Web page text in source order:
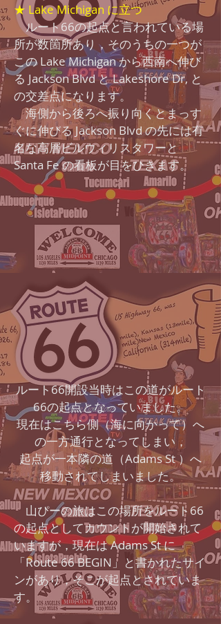
★ Lake Michigan に立つ
ルート66の起点と言われている場
所が数箇所あり，そのうちの一つが
この Lake Michigan から西南へ伸び
る Jackson Blvd と Lakeshore Dr, と
の交差点になります。
海側から後ろへ振り向くとまっす
ぐに伸びる Jackson Blvd の先には有
名な高層ビルウィリスタワーと
Santa Fe の看板が目をひきます。
ルート66開設当時はこの道がルート
66の起点となっていました。
現在はこちら側（海に向かって）へ
の一方通行となってしまい，
起点が一本隣の道（Adams St ）へ
移動されてしまいました。
山ぴーの旅はこの場所をルート66
の起点としてカウントが開始されて
いますが，現在は Adams St に
「Route 66 BEGIN」と書かれたサイ
ンがあり，そこが起点とされていま
す。